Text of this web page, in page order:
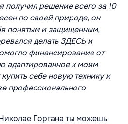
получил решение всего за 10
по своей природе, он
понятым и защищенным,
делать ЗДЕСЬ и
финансирование от
адаптированное к моим
себе новую технику и
профессионального
Горгана ты можешь